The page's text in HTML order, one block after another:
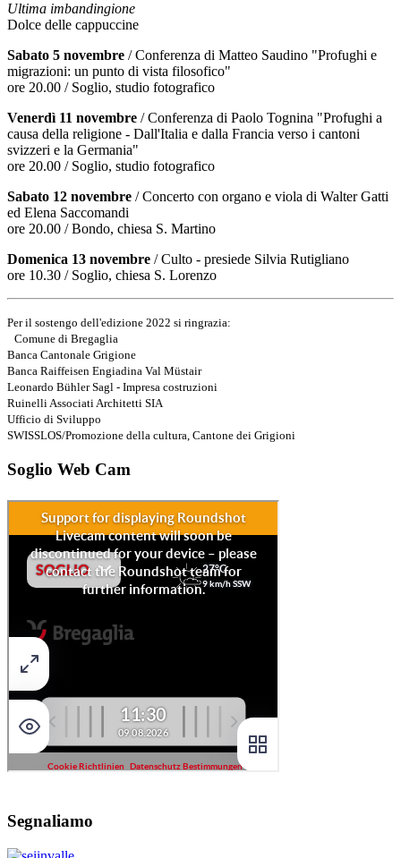
Ultima imbandingione
Dolce delle cappuccine
Sabato 5 novembre / Conferenza di Matteo Saudino "Profughi e
migrazioni: un punto di vista filosofico"
ore 20.00 / Soglio, studio fotografico
Venerdì 11 novembre / Conferenza di Paolo Tognina "Profughi a
causa della religione - Dall'Italia e dalla Francia verso i cantoni
svizzeri e la Germania"
ore 20.00 / Soglio, studio fotografico
Sabato 12 novembre / Concerto con organo e viola di Walter Gatti
ed Elena Saccomandi
ore 20.00 / Bondo, chiesa S. Martino
Domenica 13 novembre / Culto - presiede Silvia Rutigliano
ore 10.30 / Soglio, chiesa S. Lorenzo
Per il sostengo dell'edizione 2022 si ringrazia:
Comune di Bregaglia
Banca Cantonale Grigione
Banca Raiffeisen Engiadina Val Müstair
Leonardo Bühler Sagl - Impresa costruzioni
Ruinelli Associati Architetti SIA
Ufficio di Sviluppo
SWISSLOS/Promozione della cultura, Cantone dei Grigioni
Soglio Web Cam
Segnaliamo